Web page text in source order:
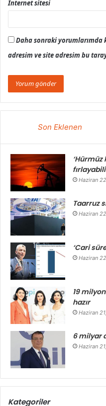
İnternet sitesi
Daha sonraki yorumlarımda
adresim ve site adresim bu
Son Eklenen
Haziran
Taarruz
Haziran
‘Cari
Haziran
19
hazır
Haziran
6 milyar
Haziran
Kategoriler